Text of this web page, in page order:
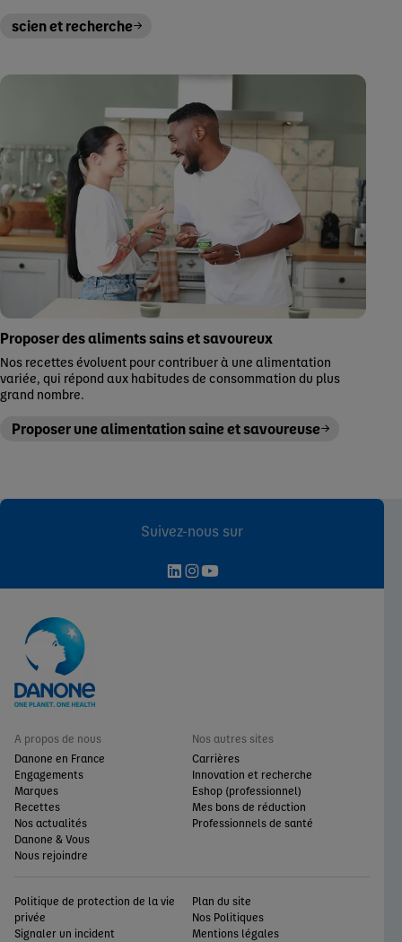
scien et recherche
Proposer des aliments sains et savoureux
Nos recettes évoluent pour contribuer à une alimentation
variée, qui répond aux habitudes de consommation du plus
grand nombre.
Proposer une alimentation saine et savoureuse
Suivez-nous sur
A propos de nous
Danone en France
Engagements
Marques
Recettes
Nos actualités
Danone & Vous
Nous rejoindre
Nos autres sites
Carrières
Innovation et recherche
Eshop (professionnel)
Mes bons de réduction
Professionnels de santé
Politique de protection de la vie
privée
Signaler un incident
Plan du site
Nos Politiques
Mentions légales